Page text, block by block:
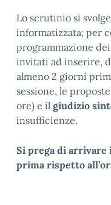
Lo scrutinio si
informatizzata; per
programmazione
invitati ad inserire,
almeno 2 giorni
sessione, le
ore) e il giudizio
insufficienze.
Si prega di arrivare
prima rispetto